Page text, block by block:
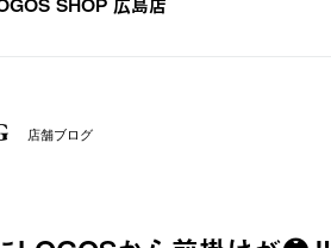
店舗ブログ